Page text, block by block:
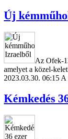
Új
Az Ofek-
amelyet a közel-
2023.03.30. 06:15 A
Kémkedés